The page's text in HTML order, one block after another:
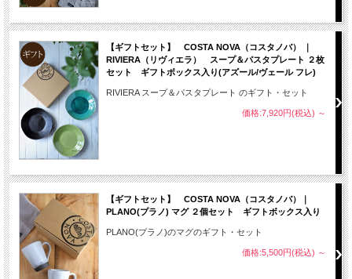
【ギフトセット】 COSTA NOVA（コスタノバ） ｜
RIVIERA（リヴィエラ） スープ＆パスタプレート ２枚
セット ギフトボックス入り(アズール/ヴェール フレ)
RIVIERA スープ＆パスタプレート のギフト・セット
価格:7,920円(税込) ～
【ギフトセット】 COSTA NOVA（コスタノバ）｜
PLANO(プラノ) マグ ２個セット ギフトボックス入り
PLANO(プラノ)のマグのギフト・セット
価格:5,500円(税込) ～